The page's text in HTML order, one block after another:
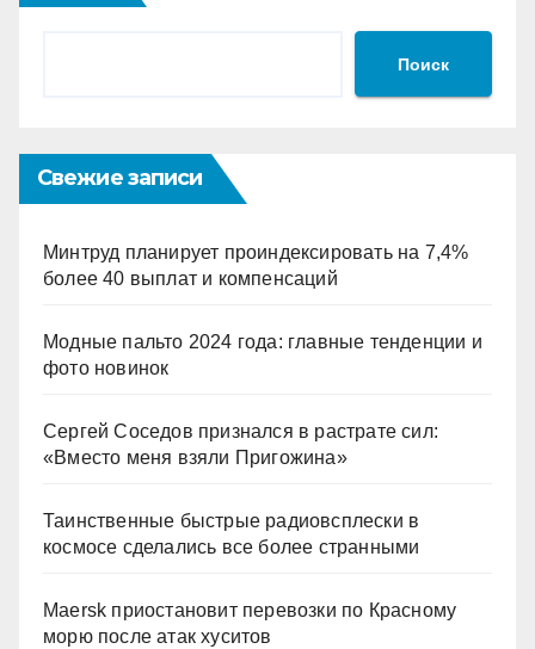
Поиск
Свежие записи
Минтруд планирует проиндексировать на 7,4%
более 40 выплат и компенсаций
Модные пальто 2024 года: главные тенденции и
фото новинок
Сергей Соседов признался в растрате сил:
«Вместо меня взяли Пригожина»
Таинственные быстрые радиовсплески в
космосе сделались все более странными
Maersk приостановит перевозки по Красному
морю после атак хуситов